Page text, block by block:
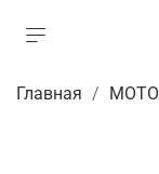
Главная МОТО